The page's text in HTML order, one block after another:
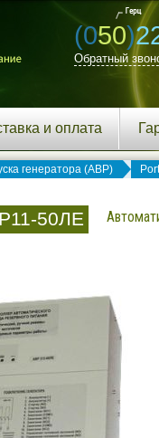
(050)
Обратный
и оплата
генератора (АВР)
50ЛЕ